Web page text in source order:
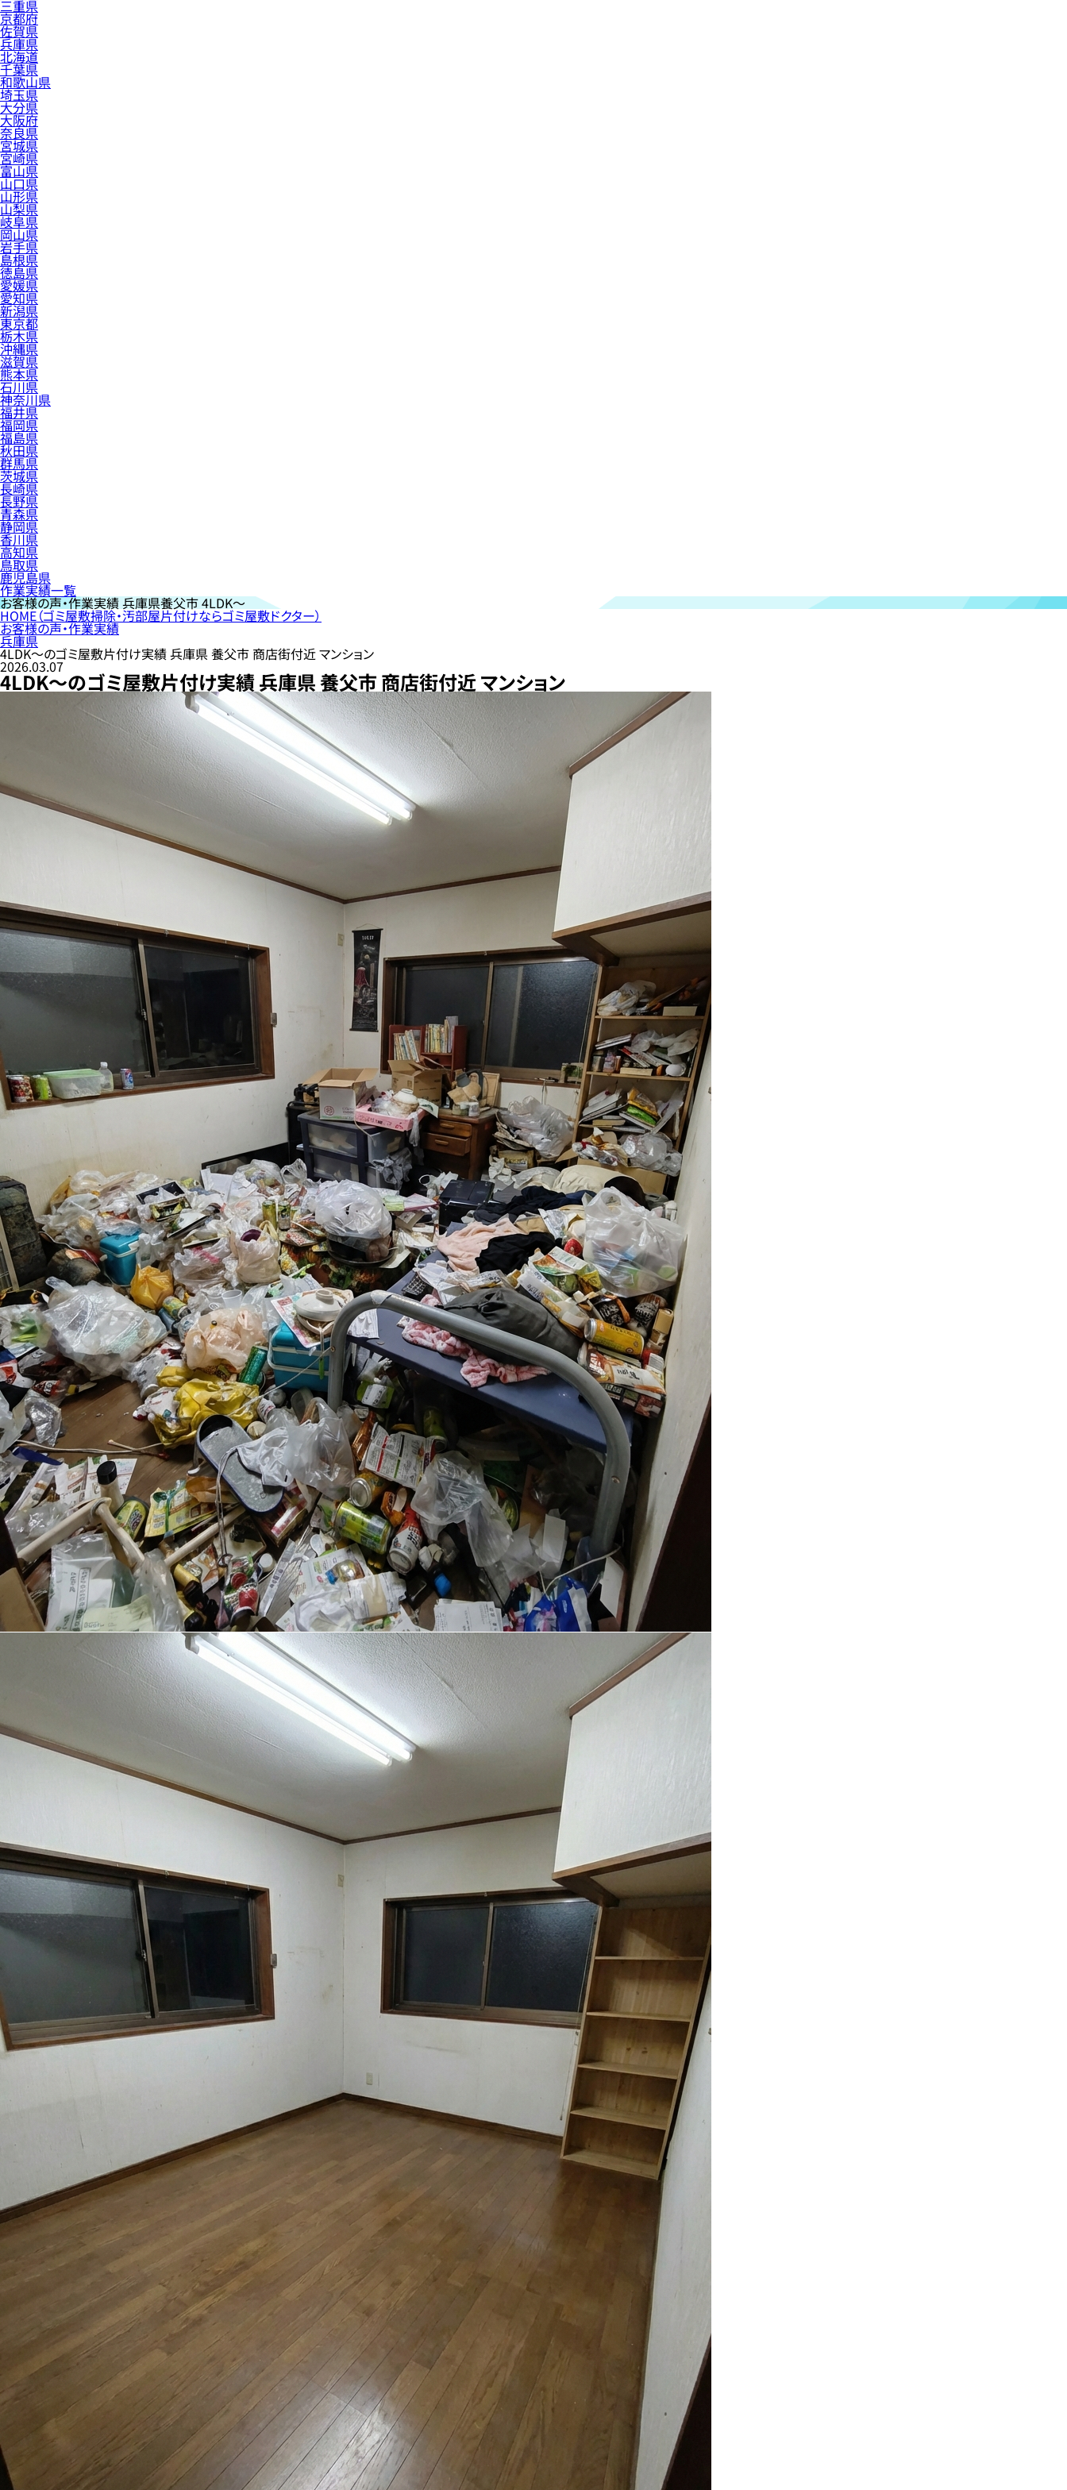
三重県
京都府
佐賀県
兵庫県
北海道
千葉県
和歌山県
埼玉県
大分県
大阪府
奈良県
宮城県
宮崎県
富山県
山口県
山形県
山梨県
岐阜県
岡山県
岩手県
島根県
徳島県
愛媛県
愛知県
新潟県
東京都
栃木県
沖縄県
滋賀県
熊本県
石川県
神奈川県
福井県
福岡県
福島県
秋田県
群馬県
茨城県
長崎県
長野県
青森県
静岡県
香川県
高知県
鳥取県
鹿児島県
作業実績一覧
お客様の声・作業実績兵庫県養父市 4LDK〜
HOME（ゴミ屋敷掃除・汚部屋片付けならゴミ屋敷ドクター）
お客様の声・作業実績
兵庫県
4LDK〜のゴミ屋敷片付け実績 兵庫県 養父市 商店街付近 マンション
2026.03.07
4LDK〜のゴミ屋敷片付け実績 兵庫県 養父市 商店街付近 マンション